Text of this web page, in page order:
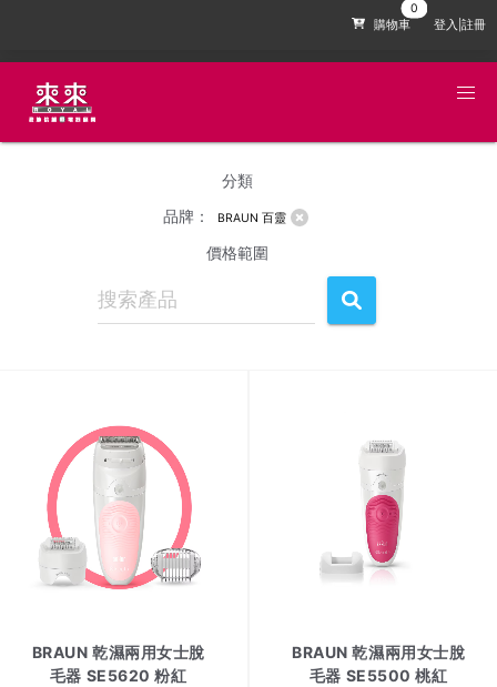
購物車 登入|註冊
分類
品牌：
BRAUN 百靈
價格範圍
BRAUN 乾濕兩用女士脫
毛器 SE5620 粉紅
BRAUN 乾濕兩用女士脫
毛器 SE5500 桃紅